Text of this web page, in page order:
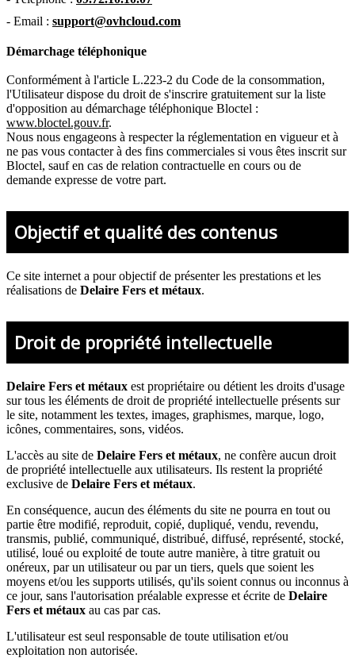
- Email : support@ovhcloud.com
Démarchage téléphonique
Conformément à l'article L.223-2 du Code de la consommation,
l'Utilisateur dispose du droit de s'inscrire gratuitement sur la liste
d'opposition au démarchage téléphonique Bloctel :
www.bloctel.gouv.fr.
Nous nous engageons à respecter la réglementation en vigueur et à
ne pas vous contacter à des fins commerciales si vous êtes inscrit sur
Bloctel, sauf en cas de relation contractuelle en cours ou de
demande expresse de votre part.
Objectif et qualité des contenus
Ce site internet a pour objectif de présenter les prestations et les
réalisations de Delaire Fers et métaux.
Droit de propriété intellectuelle
Delaire Fers et métaux est propriétaire ou détient les droits d'usage
sur tous les éléments de droit de propriété intellectuelle présents sur
le site, notamment les textes, images, graphismes, marque, logo,
icônes, commentaires, sons, vidéos.
L'accès au site de Delaire Fers et métaux, ne confère aucun droit
de propriété intellectuelle aux utilisateurs. Ils restent la propriété
exclusive de Delaire Fers et métaux.
En conséquence, aucun des éléments du site ne pourra en tout ou
partie être modifié, reproduit, copié, dupliqué, vendu, revendu,
transmis, publié, communiqué, distribué, diffusé, représenté, stocké,
utilisé, loué ou exploité de toute autre manière, à titre gratuit ou
onéreux, par un utilisateur ou par un tiers, quels que soient les
moyens et/ou les supports utilisés, qu'ils soient connus ou inconnus à
ce jour, sans l'autorisation préalable expresse et écrite de Delaire
Fers et métaux au cas par cas.
L'utilisateur est seul responsable de toute utilisation et/ou
exploitation non autorisée.